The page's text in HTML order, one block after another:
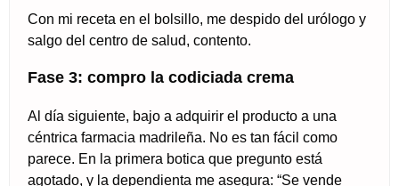
Con mi receta en el bolsillo, me despido del urólogo y
salgo del centro de salud, contento.
Fase 3: compro la codiciada crema
Al día siguiente, bajo a adquirir el producto a una
céntrica farmacia madrileña. No es tan fácil como
parece. En la primera botica que pregunto está
agotado, y la dependienta me asegura: “Se vende